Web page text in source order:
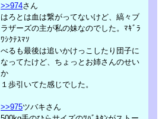
>>974さん
はろとは血は繋がってないけど、縞々ブ
ラザーズの主が私の妹なのでした。ﾏｷﾞﾗ
ﾜｼｸﾃｽﾏｿ
べるも最後は追いかけっこしたり団子に
なってたけど、ちょっとお姉さんのせい
か
１歩引いてた感じでした。
>>975ツバキさん